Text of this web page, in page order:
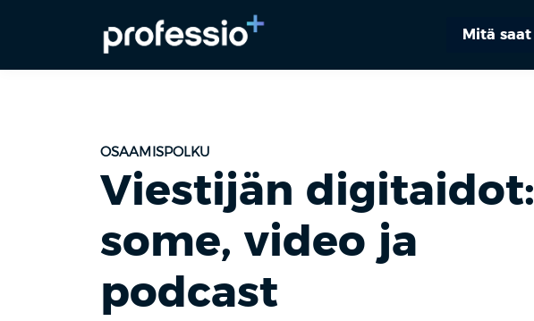
Mitä saat
OSAAMISPOLKU
Viestijän digitaidot:
some, video ja
podcast